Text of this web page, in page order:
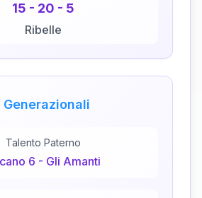
15 - 20 - 5
Ribelle
Talento Paterno
6 - Gli Amanti